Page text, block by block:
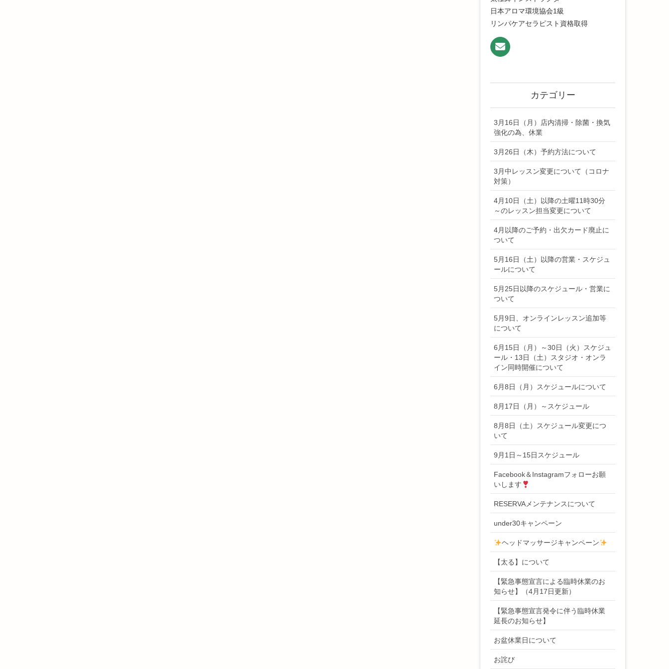
日本アロマ環境協会1級
リンパケアセラピスト資格取得
カテゴリー
3月16日（月）店内清掃・除菌・換気
強化の為、休業
3月26日（木）予約方法について
3月中レッスン変更について（コロナ
対策）
4月10日（土）以降の土曜11時30分
～のレッスン担当変更について
4月以降のご予約・出欠カード廃止に
ついて
5月16日（土）以降の営業・スケジュ
ールについて
5月25日以降のスケジュール・営業に
ついて
5月9日、オンラインレッスン追加等
について
6月15日（月）～30日（火）スケジュ
ール・13日（土）スタジオ・オンラ
イン同時開催について
6月8日（月）スケジュールについて
8月17日（月）～スケジュール
8月8日（土）スケジュール変更につ
いて
9月1日～15日スケジュール
Facebook＆Instagramフォローお願
いします
RESERVAメンテナンスについて
under30キャンペーン
ヘッドマッサージキャンペーン
【太る】について
【緊急事態宣言による臨時休業のお
知らせ】（4月17日更新）
【緊急事態宣言発令に伴う臨時休業
延長のお知らせ】
お盆休業日について
お詫び